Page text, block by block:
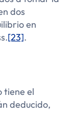
dos
en
[23].
tiene el
deducido,